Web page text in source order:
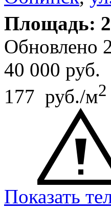
Площадь:
Обновлено
40 000 руб.
177 руб./м2
Показать